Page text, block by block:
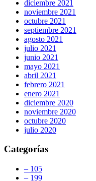
diciembre 2021
noviembre 2021
octubre 2021
septiembre 2021
agosto 2021
julio 2021
junio 2021
mayo 2021
abril 2021
febrero 2021
enero 2021
diciembre 2020
noviembre 2020
octubre 2020
julio 2020
Categorías
– 105
– 199